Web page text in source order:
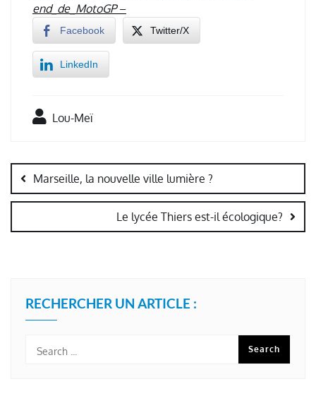
end_de_MotoGP–
Facebook Twitter/X
LinkedIn
Lou-Meï
de
l’article
Marseille, la nouvelle ville lumière ?
Le lycée Thiers est-il écologique?
RECHERCHER UN ARTICLE :